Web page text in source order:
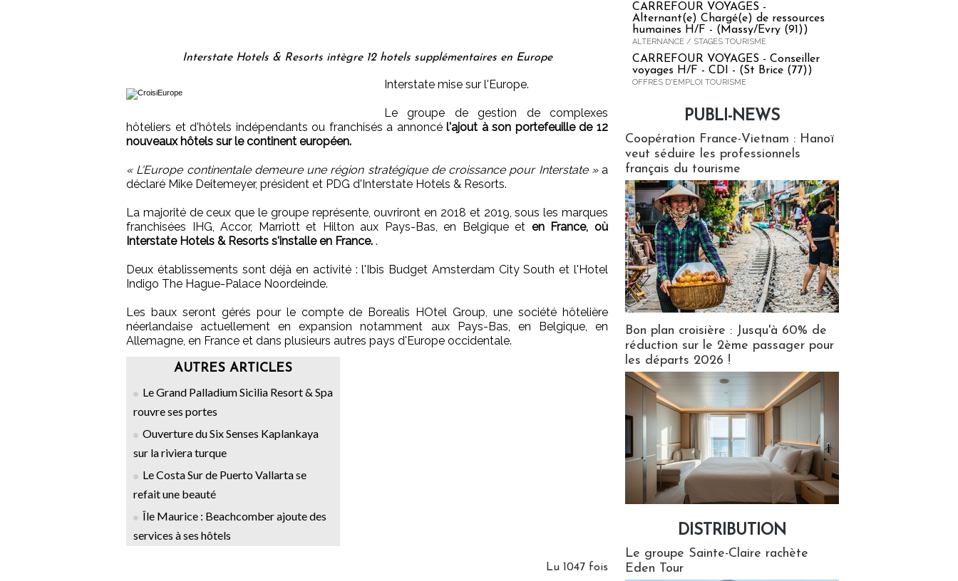
Interstate Hotels & Resorts intègre 12 hotels supplémentaires en Europe
Interstate mise sur l'Europe.
Le groupe de gestion de complexes
hôteliers et d'hôtels indépendants ou franchisés a annoncél'ajout à son portefeuille de 12
nouveaux hôtels sur le continent européen.
« L'Europe continentale demeure une région stratégique de croissance pour Interstate »a
déclaré Mike Deitemeyer, président et PDG d'Interstate Hotels & Resorts.
La majorité de ceux que le groupe représente, ouvriront en 2018 et 2019, sous les marques
franchisées IHG, Accor, Marriott et Hilton aux Pays-Bas, en Belgique et en France, où
Interstate Hotels & Resorts s'installe en France. .
Deux établissements sont déjà en activité : l'Ibis Budget Amsterdam City South et l'Hotel
Indigo The Hague-Palace Noordeinde.
Les baux seront gérés pour le compte de Borealis HOtel Group, une société hôtelière
néerlandaise actuellement en expansion notamment aux Pays-Bas, en Belgique, en
Allemagne, en France et dans plusieurs autres pays d'Europe occidentale.
AUTRES ARTICLES
Le Grand Palladium Sicilia Resort & Spa
rouvre ses portes
Ouverture du Six Senses Kaplankaya
sur la riviera turque
Le Costa Sur de Puerto Vallarta se
refait une beauté
Île Maurice : Beachcomber ajoute des
services à ses hôtels
Lu 1047 fois
CARREFOUR VOYAGES -
Alternant(e) Chargé(e) de ressources
humaines H/F - (Massy/Evry (91))
ALTERNANCE / STAGES TOURISME
CARREFOUR VOYAGES - Conseiller
voyages H/F - CDI - (St Brice (77))
OFFRES D'EMPLOI TOURISME
PUBLI-NEWS
Coopération France-Vietnam : Hanoï
veut séduire les professionnels
français du tourisme
Bon plan croisière : Jusqu'à 60% de
réduction sur le 2ème passager pour
les départs 2026 !
DISTRIBUTION
Le groupe Sainte-Claire rachète
Eden Tour